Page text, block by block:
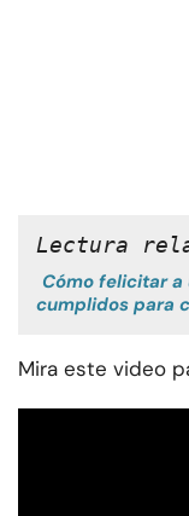
Lectura
Cómo felicitar a
cumplidos para
Mira este video